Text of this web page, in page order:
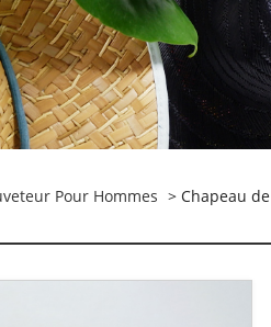
Pour Hommes > Chapeau